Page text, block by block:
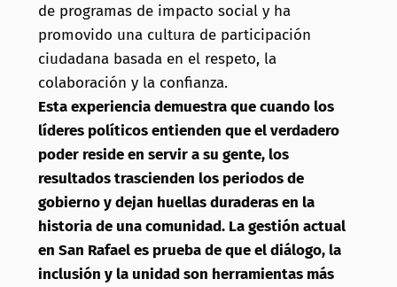
de programas de impacto social y ha
promovido una cultura de participación
ciudadana basada en el respeto, la
colaboración y la confianza.
Esta experiencia demuestra que cuando los
líderes políticos entienden que el verdadero
poder reside en servir a su gente, los
resultados trascienden los periodos de
gobierno y dejan huellas duraderas en la
historia de una comunidad. La gestión actual
en San Rafael es prueba de que el diálogo, la
inclusión y la unidad son herramientas más